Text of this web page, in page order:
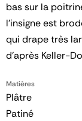
bas sur la
l'insigne est
qui drape très
d'après Keller-
Matières
Plâtre
Patiné